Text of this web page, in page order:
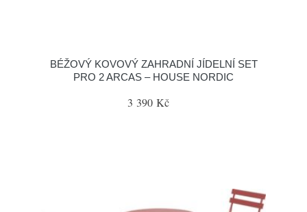
BÉŽOVÝ KOVOVÝ ZAHRADNÍ JÍDELNÍ SET
PRO 2 ARCAS – HOUSE NORDIC
3 390 Kč